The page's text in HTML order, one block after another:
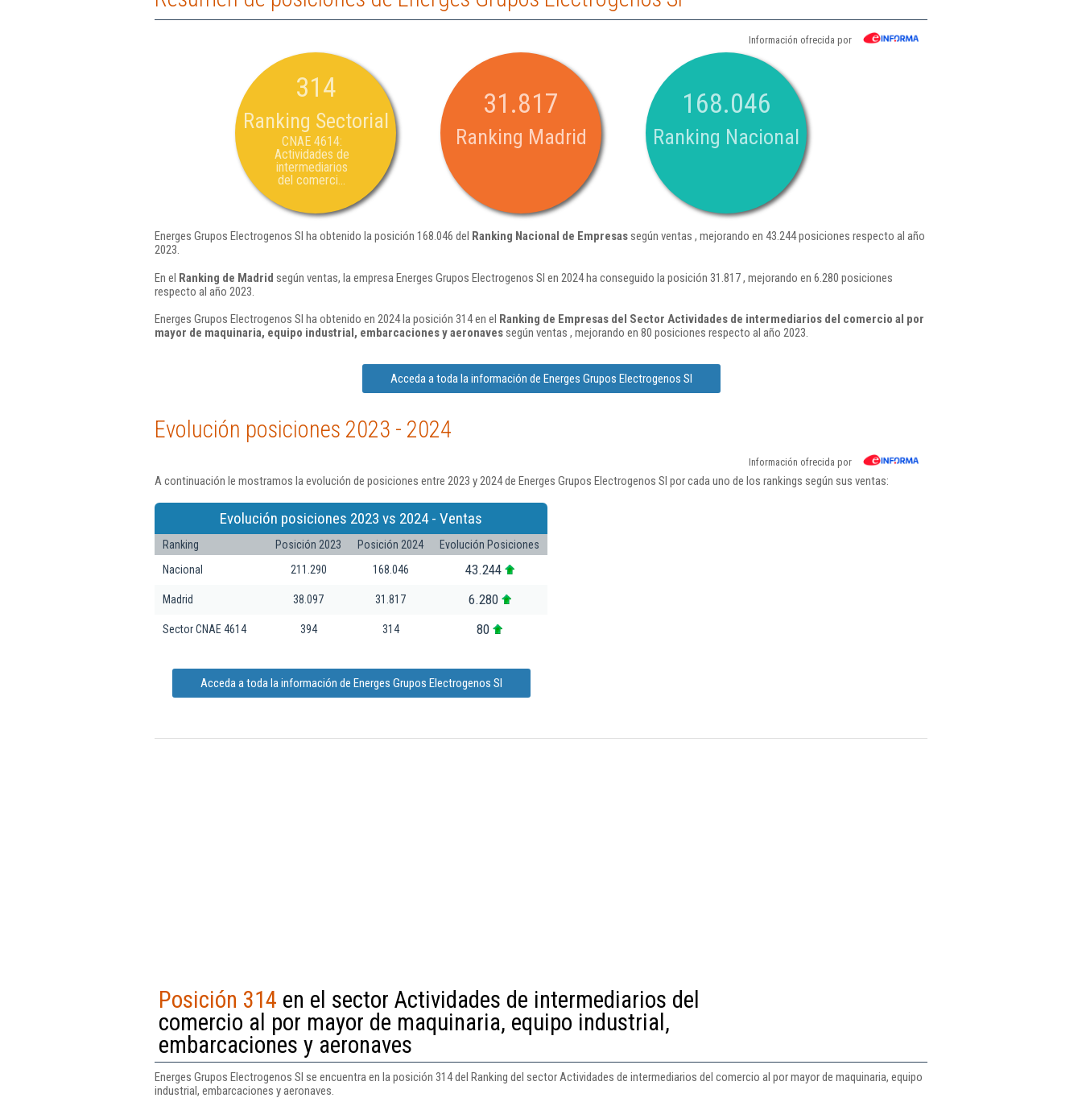
Información ofrecida por
314
Ranking Sectorial
CNAE 4614:
Actividades de
intermediarios
del comerci...
31.817
Ranking Madrid
168.046
Ranking Nacional
Energes Grupos Electrogenos Sl ha obtenido la posición 168.046 del Ranking Nacional de Empresassegún ventas , mejorando en 43.244 posiciones respecto al año
2023.
En el Ranking de Madrid según ventas, la empresa Energes Grupos Electrogenos Sl en 2024 ha conseguido la posición 31.817 , mejorando en 6.280 posiciones
respecto al año 2023.
Energes Grupos Electrogenos Sl ha obtenido en 2024 la posición 314 en el Ranking de Empresas del Sector Actividades de intermediarios del comercio al por
mayor de maquinaria, equipo industrial, embarcaciones y aeronavessegún ventas , mejorando en 80 posiciones respecto al año 2023.
Acceda a toda la información de Energes Grupos Electrogenos Sl
Evolución posiciones 2023 - 2024
Información ofrecida por
A continuación le mostramos la evolución de posiciones entre 2023 y 2024 de Energes Grupos Electrogenos Sl por cada uno de los rankings según sus ventas:
Evolución posiciones 2023 vs 2024 - Ventas
Ranking Posición 2023 Posición 2024
Evolución Posiciones
Nacional
211.290 168.046 43.244
Madrid 38.097 31.817 6.280
Sector CNAE 4614 394 314 80
Acceda a toda la información de Energes Grupos Electrogenos Sl
Posición 314 en el sector Actividades de intermediarios del
comercio al por mayor de maquinaria, equipo industrial,
embarcaciones y aeronaves
Energes Grupos Electrogenos Sl se encuentra en la posición 314 del Ranking del sector Actividades de intermediarios del comercio al por mayor de maquinaria, equipo
industrial, embarcaciones y aeronaves.